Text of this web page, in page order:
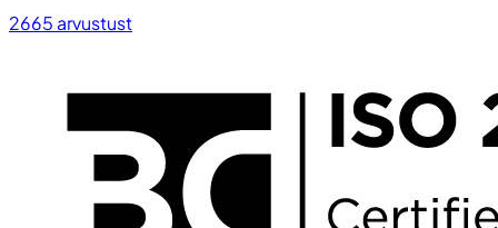
2665 arvustust